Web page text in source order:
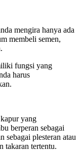
mengira hanya ada
membeli semen,
fungsi yang
harus
yang
berperan sebagai
sebagai plesteran atau
takaran tertentu.